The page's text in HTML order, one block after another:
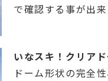
で確認する事が出来
いなスキ！クリア
ドーム形状の完全